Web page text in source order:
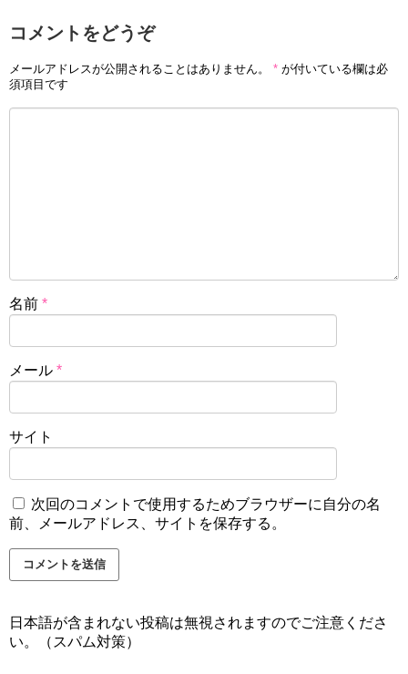
コメントをどうぞ
メールアドレスが公開されることはありません。 * が付いている欄は必
須項目です
名前 *
メール *
サイト
次回のコメントで使用するためブラウザーに自分の名
前、メールアドレス、サイトを保存する。
日本語が含まれない投稿は無視されますのでご注意くださ
い。（スパム対策）